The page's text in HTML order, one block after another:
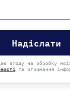
згоду на обробку
та отримання